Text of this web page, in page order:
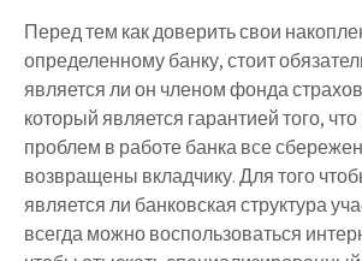
Перед тем как доверить свои
определенному банку, стоит
является ли он членом фонда
который является гарантией того,
проблем в работе банка все
возвращены вкладчику. Для того
является ли банковская структура
всегда можно воспользоваться